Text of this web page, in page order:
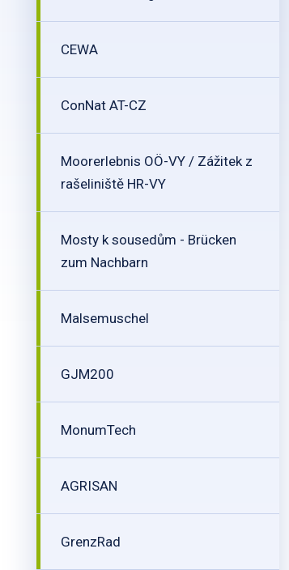
CEWA
ConNat AT-CZ
Moorerlebnis OÖ-VY / Zážitek z
rašeliniště HR-VY
Mosty k sousedům - Brücken
zum Nachbarn
Malsemuschel
GJM200
MonumTech
AGRISAN
GrenzRad